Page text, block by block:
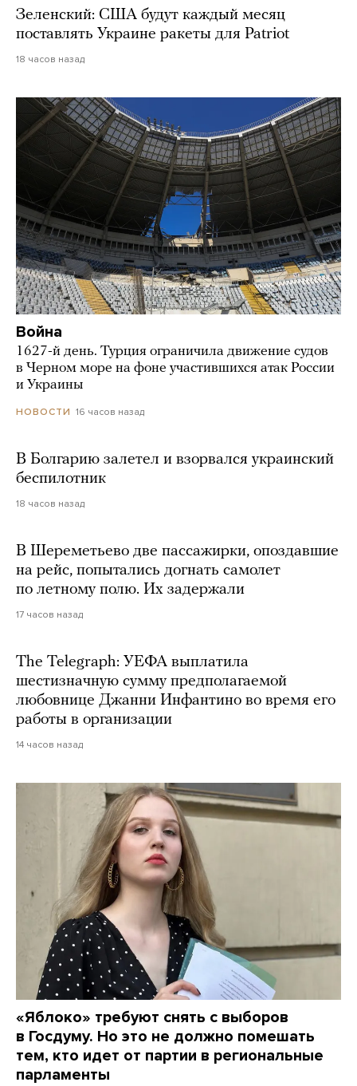
Зеленский: США будут каждый месяц
поставлять Украине ракеты для Patriot
18 часов назад
Война
1627-й день. Турция ограничила движение судов
в Черном море на фоне участившихся атак России
и Украины
НОВОСТИ 16 часов назад
В Болгарию залетел и взорвался украинский
беспилотник
18 часов назад
В Шереметьево две пассажирки, опоздавшие
на рейс, попытались догнать самолет
по летному полю. Их задержали
17 часов назад
The Telegraph: УЕФА выплатила
шестизначную сумму предполагаемой
любовнице Джанни Инфантино во время его
работы в организации
14 часов назад
«Яблоко» требуют снять с выборов
в Госдуму. Но это не должно помешать
тем, кто идет от партии в региональные
парламенты